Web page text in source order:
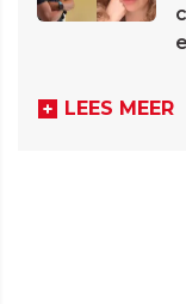
LEES MEER